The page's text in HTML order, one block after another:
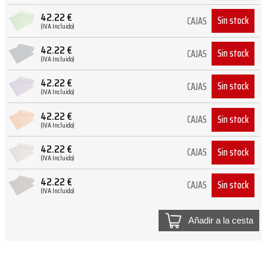
42.22€
(IVA Incluido) CAJAS Sin stock
42.22€
(IVA Incluido) CAJAS Sin stock
42.22€
(IVA Incluido) CAJAS Sin stock
42.22€
(IVA Incluido) CAJAS Sin stock
42.22€
(IVA Incluido) CAJAS Sin stock
42.22€
(IVA Incluido) CAJAS Sin stock
Añadir a la cesta